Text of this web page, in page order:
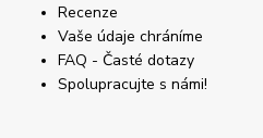
Recenze
Vaše údaje chráníme
FAQ - Časté dotazy
Spolupracujte s námi!